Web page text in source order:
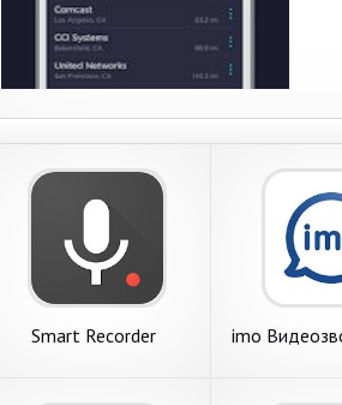
Smart Recorder imo